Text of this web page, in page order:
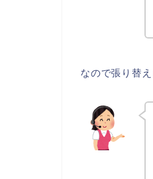
なので張り替